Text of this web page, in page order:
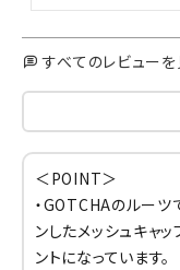
すべてのレビューを
＜POINT＞
・GOTCHAのルーツ
ンしたメッシュキャ
ントになっています。